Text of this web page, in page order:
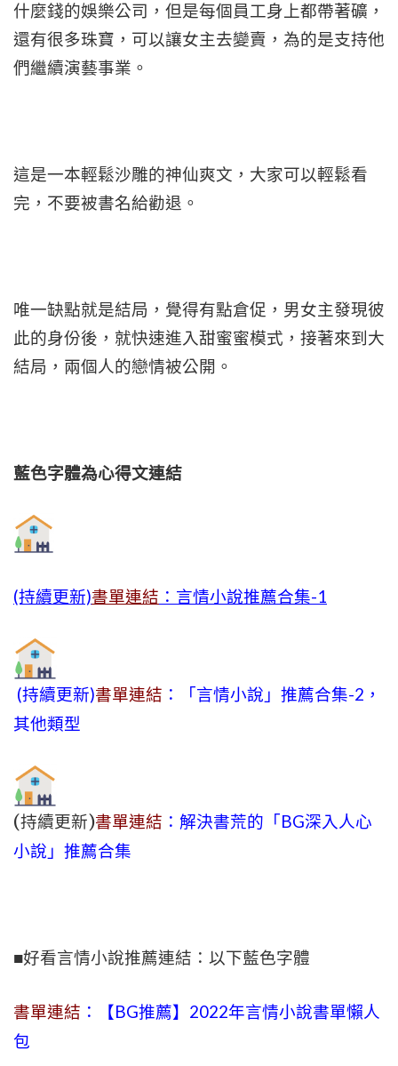
什麼錢的娛樂公司，但是每個員工身上都帶著礦，
還有很多珠寶，可以讓女主去變賣，為的是支持他
們繼續演藝事業。
這是一本輕鬆沙雕的神仙爽文，大家可以輕鬆看
完，不要被書名給勸退。
唯一缺點就是結局，覺得有點倉促，男女主發現彼
此的身份後，就快速進入甜蜜蜜模式，接著來到大
結局，兩個人的戀情被公開。
藍色字體為心得文連結
(持續更新)書單連結 ：言情小說推薦合集-1
(持續更新)書單連結 ：「言情小說」推薦合集-2，
其他類型
(持續更新)書單連結 ：解決書荒的「BG深入人心
小說」推薦合集
■好看言情小說推薦連結：以下藍色字體
書單連結 ：【BG推薦】2022年言情小說書單懶人
包